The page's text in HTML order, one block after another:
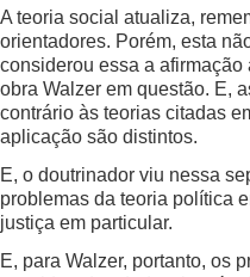
A teoria social atualiza,
orientadores. Porém, esta
considerou essa a
obra Walzer em questão. E,
contrário às teorias citadas
aplicação são distintos.
E, o doutrinador viu nessa
problemas da teoria política
justiça em particular.
E, para Walzer, portanto, os